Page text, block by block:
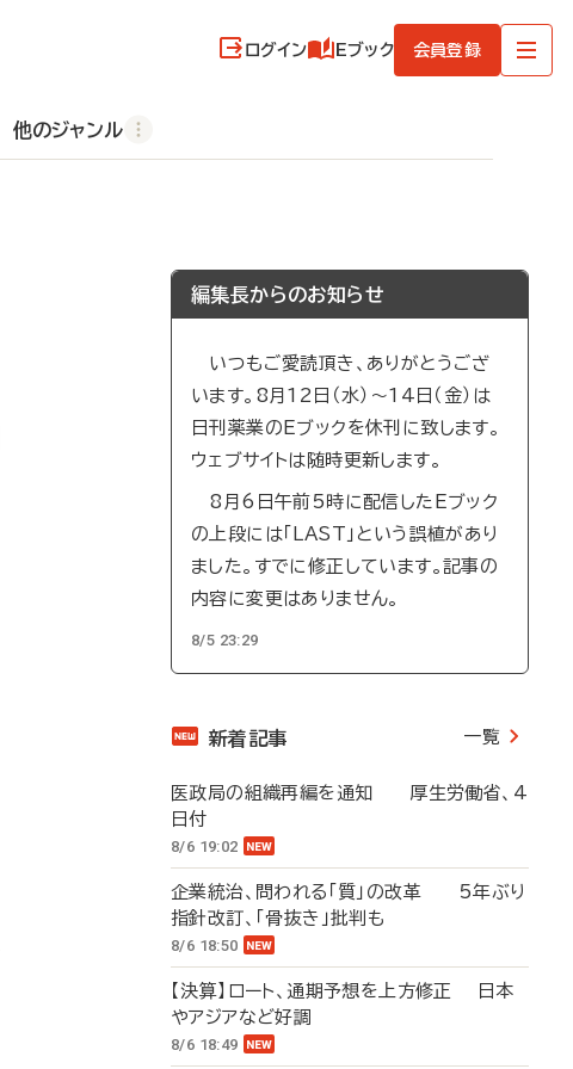
ログイン Eブック 会員登録
他のジャンル
編集長からのお知らせ
いつもご愛読頂き、ありがとうござ
います。8月12日（水）～14日（金）は
日刊薬業のEブックを休刊に致します。
ウェブサイトは随時更新します。
8月6日午前5時に配信したEブック
の上段には「LAST」という誤植があり
ました。すでに修正しています。記事の
内容に変更はありません。
8/5 23:29
新着記事 一覧
医政局の組織再編を通知 厚生労働省、4
日付
8/6 19:02
企業統治、問われる「質」の改革 5年ぶり
指針改訂、「骨抜き」批判も
8/6 18:50
【決算】ロート、通期予想を上方修正 日本
やアジアなど好調
8/6 18:49